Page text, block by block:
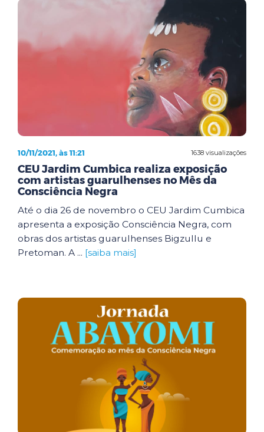
1638 visualizações
10/11/2021, às 11:21
CEU Jardim Cumbica realiza exposição
com artistas guarulhenses no Mês da
Consciência Negra
Até o dia 26 de novembro o CEU Jardim Cumbica
apresenta a exposição Consciência Negra, com
obras dos artistas guarulhenses Bigzullu e
Pretoman. A ... [saiba mais]